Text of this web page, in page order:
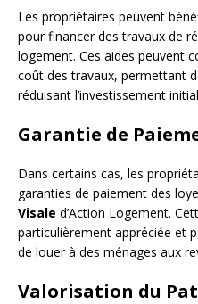
Les propriétaires peuvent
pour financer des travaux de
logement. Ces aides peuvent
coût des travaux, permettant
réduisant l’investissement
Garantie de
Dans certains cas, les
garanties de paiement des
Visale d’Action Logement.
particulièrement appréciée et
de louer à des ménages aux
Valorisation du